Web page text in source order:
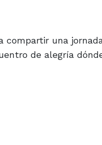
una
de alegría